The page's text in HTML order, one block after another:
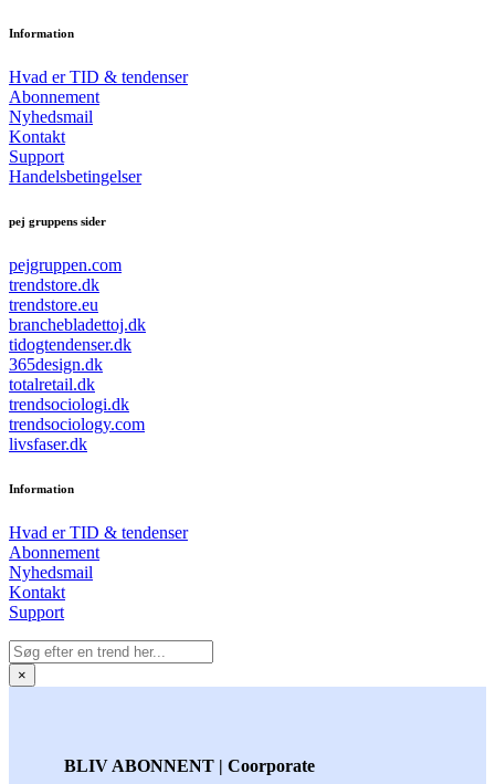
Information
Hvad er TID & tendenser
Abonnement
Nyhedsmail
Kontakt
Support
Handelsbetingelser
pej gruppens sider
pejgruppen.com
trendstore.dk
trendstore.eu
branchebladettoj.dk
tidogtendenser.dk
365design.dk
totalretail.dk
trendsociologi.dk
trendsociology.com
livsfaser.dk
Information
Hvad er TID & tendenser
Abonnement
Nyhedsmail
Kontakt
Support
×
BLIV ABONNENT | Coorporate